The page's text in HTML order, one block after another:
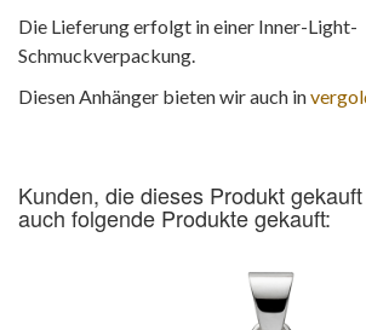
Die Lieferung erfolgt in einer Inner-Light-
Schmuckverpackung.
Diesen Anhänger bieten wir auch in
Kunden, die dieses Produkt
auch folgende Produkte gekauft: